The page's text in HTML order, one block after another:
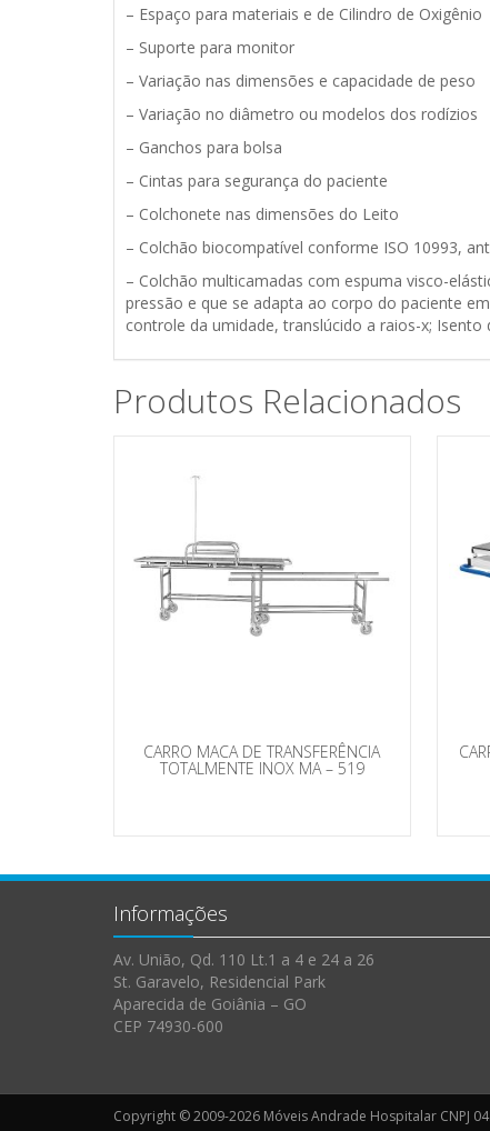
– Espaço para materiais e de Cilindro de Oxigênio
– Suporte para monitor
– Variação nas dimensões e capacidade de peso
– Variação no diâmetro ou modelos dos rodízios
– Ganchos para bolsa
– Cintas para segurança do paciente
– Colchonete nas dimensões do Leito
– Colchão biocompatível conforme ISO 10993,
– Colchão multicamadas com espuma visco-
pressão e que se adapta ao corpo do paciente
controle da umidade, translúcido a raios-x;
Produtos Relacionados
CARRO MACA DE TRANSFERÊNCIA
TOTALMENTE INOX MA – 519
Informações
Av. União, Qd. 110 Lt.1 a 4 e 24 a 26
St. Garavelo, Residencial Park
Aparecida de Goiânia – GO
CEP 74930-600
Copyright © 2009-2026 Móveis Andrade Hospitalar CNPJ